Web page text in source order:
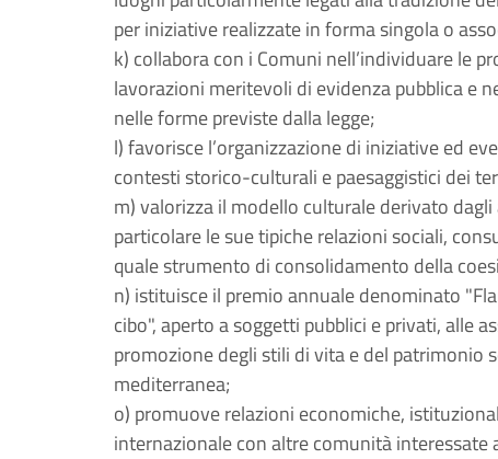
per iniziative realizzate in forma singola o
k) collabora con i Comuni nell’individuare le
lavorazioni meritevoli di evidenza pubblica e
nelle forme previste dalla legge;
l) favorisce l’organizzazione di iniziative ed
contesti storico-culturali e paesaggistici dei
m) valorizza il modello culturale derivato
particolare le sue tipiche relazioni sociali,
quale strumento di consolidamento della
n) istituisce il premio annuale denominato
cibo", aperto a soggetti pubblici e privati, alle
promozione degli stili di vita e del patrimonio
mediterranea;
o) promuove relazioni economiche,
internazionale con altre comunità